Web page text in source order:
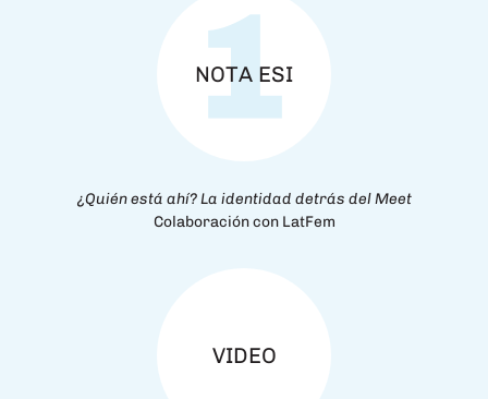
NOTA ESI
¿Quién está ahí? La identidad detrás del Meet
Colaboración con LatFem
VIDEO